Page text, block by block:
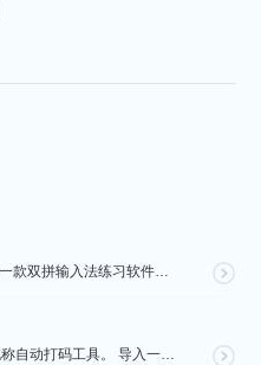
试试双拼是 App Store 上第一款双拼输入法练习软件，通过这个软件你能方便的学习双拼规则，练习...
自定义超准确的 AI 头像 / 昵称自动打码工具。 导入一张微信聊天截图，或者抖音/小红书/微博评论...